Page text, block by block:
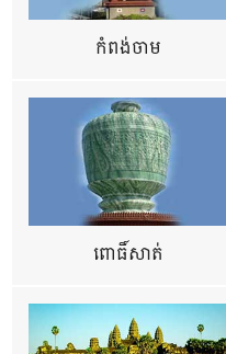
កំពង់ចាម
ពោធិ៍សាត់